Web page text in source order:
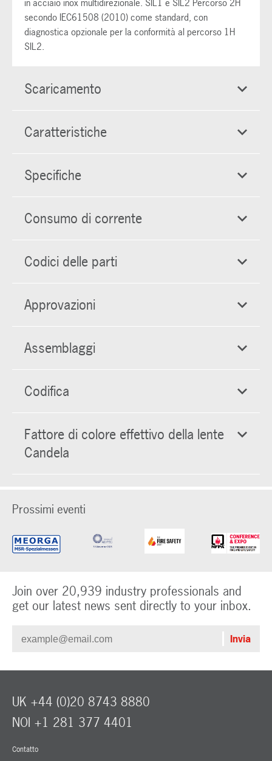
in acciaio inox multidirezionale. SIL1 e SIL2 Percorso 2H
secondo IEC61508 (2010) come standard, con
diagnostica opzionale per la conformità al percorso 1H
SIL2.
Scaricamento
Caratteristiche
Specifiche
Consumo di corrente
Codici delle parti
Approvazioni
Assemblaggi
Codifica
Fattore di colore effettivo della lente
Candela
Prossimi eventi
Join over 20,939 industry professionals and
get our latest news sent directly to your inbox.
Contatto
UK +44 (0)20 8743 8880
NOI +1 281 377 4401